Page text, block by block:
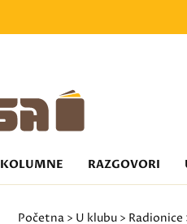
KOLUMNE RAZGOVORI
Početna > U klubu > Radionice